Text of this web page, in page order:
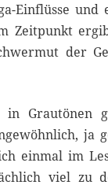
Einflüsse
Zeitpunkt
der
Grautönen
ja
einmal im
viel zu